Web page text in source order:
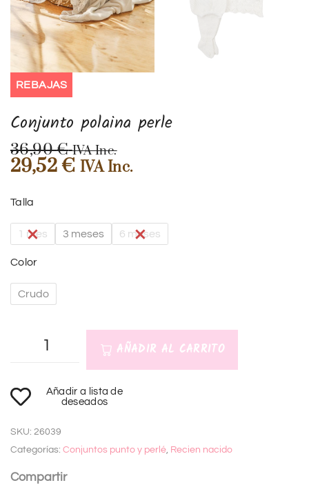
REBAJAS
Conjunto polaina perle
36,90€ IVA Inc.
29,52€ IVA Inc.
Talla
1 mes 3 meses 6 meses
Color
Crudo
AÑADIR AL CARRITO
l
e
r
n
Añadir a lista de
deseados
SKU: 26039
Categorías: Conjuntos punto y perlé, Recien nacido
Compartir